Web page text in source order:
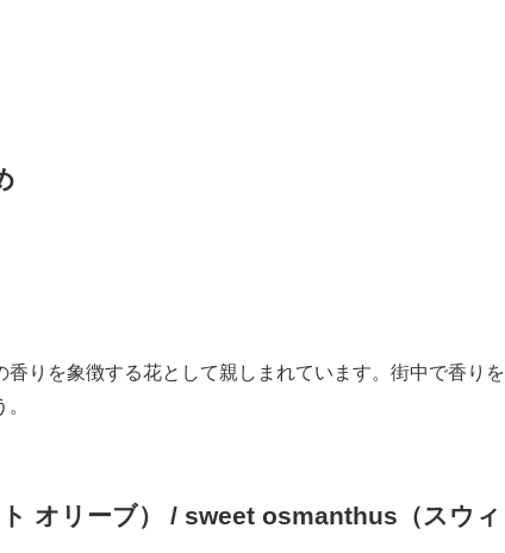
りを象徴する花として親しまれています。街中で香りを
オリーブ） / sweet osmanthus（スウィ